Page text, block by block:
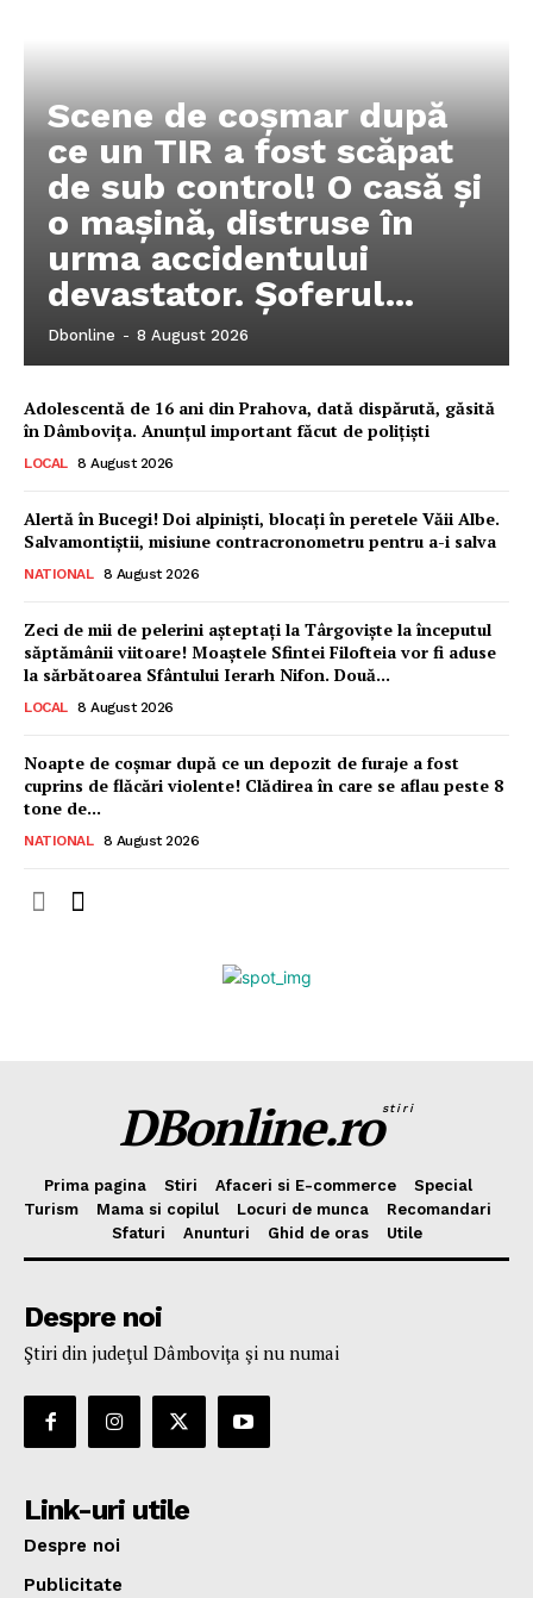
Ionuț Parghel
Scene de coșmar după
ce un TIR a fost scăpat
de sub control! O casă și
o mașină, distruse în
urma accidentului
devastator. Șoferul...
Dbonline - 8 August 2026
Adolescentă de 16 ani din Prahova, dată dispărută, găsită
în Dâmbovița. Anunțul important făcut de polițiști
LOCAL 8 August 2026
Alertă în Bucegi! Doi alpiniști, blocați în peretele Văii Albe.
Salvamontiștii, misiune contracronometru pentru a-i salva
NATIONAL 8 August 2026
Zeci de mii de pelerini așteptați la Târgoviște la începutul
săptămânii viitoare! Moaștele Sfintei Filofteia vor fi aduse
la sărbătoarea Sfântului Ierarh Nifon. Două...
LOCAL 8 August 2026
Noapte de coșmar după ce un depozit de furaje a fost
cuprins de flăcări violente! Clădirea în care se aflau peste 8
tone de...
NATIONAL 8 August 2026
DBonline.rostiri
Prima pagina Stiri Afaceri si E-commerce
Special
Turism
Mama si copilul Locuri de munca
Recomandari
Sfaturi
Anunturi Ghid de oras Utile
Despre noi
Ştiri din judeţul Dâmboviţa şi nu numai
Link-uri utile
Despre noi
Publicitate